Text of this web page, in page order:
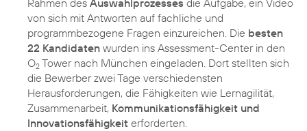
Rahmen des Auswahlprozesses die Aufgabe, ein Video
von sich mit Antworten auf fachliche und
programmbezogene Fragen einzureichen. Die besten
22 Kandidaten wurden ins Assessment-Center in den
O2 Tower nach München eingeladen. Dort stellten sich
die Bewerber zwei Tage verschiedensten
Herausforderungen, die Fähigkeiten wie Lernagilität,
Zusammenarbeit, Kommunikationsfähigkeit und
Innovationsfähigkeit erforderten.